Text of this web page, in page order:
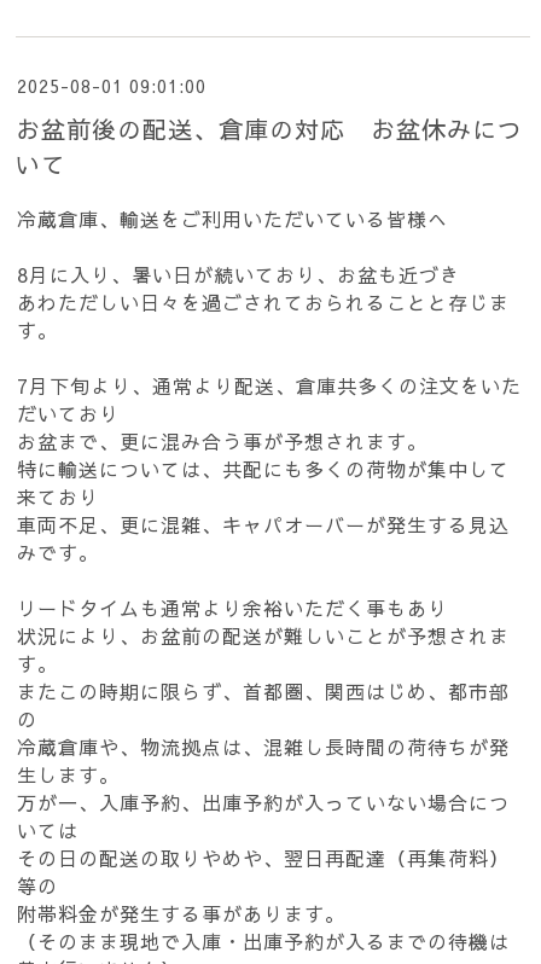
2025-08-01 09:01:00
お盆前後の配送、倉庫の対応 お盆休みにつ
いて
冷蔵倉庫、輸送をご利用いただいている皆様へ
8月に入り、暑い日が続いており、お盆も近づき
あわただしい日々を過ごされておられることと存じま
す。
7月下旬より、通常より配送、倉庫共多くの注文をいた
だいており
お盆まで、更に混み合う事が予想されます。
特に輸送については、共配にも多くの荷物が集中して
来ており
車両不足、更に混雑、キャパオーバーが発生する見込
みです。
リードタイムも通常より余裕いただく事もあり
状況により、お盆前の配送が難しいことが予想されま
す。
またこの時期に限らず、首都圏、関西はじめ、都市部
の
冷蔵倉庫や、物流拠点は、混雑し長時間の荷待ちが発
生します。
万が一、入庫予約、出庫予約が入っていない場合につ
いては
その日の配送の取りやめや、翌日再配達（再集荷料）
等の
附帯料金が発生する事があります。
（そのまま現地で入庫・出庫予約が入るまでの待機は